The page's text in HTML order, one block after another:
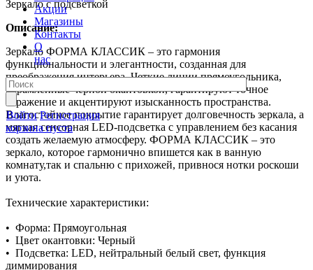
Акции
Магазины
Контакты
О
нас
Войти Регистрация
корзина пуста
Зеркало с подсветкой
Описание:
Зеркало ФОРМА КЛАССИК – это гармония
функциональности и элегантности, созданная для
преображения интерьера. Четкие линии прямоугольника,
обрамленные черной окантовкой, гарантируют точное
отражение и акцентируют изысканность пространства.
Влагостойкое покрытие гарантирует долговечность зеркала, а
мягкая сенсорная LED-подсветка с управлением без касания
создать желаемую атмосферу. ФОРМА КЛАССИК – это
зеркало, которое гармонично впишется как в ванную
комнату,так и спальню с прихожей, привнося нотки роскоши
и уюта.
Технические характеристики:
• Форма: Прямоугольная
• Цвет окантовки: Черный
• Подсветка: LED, нейтральный белый свет, функция
диммирования